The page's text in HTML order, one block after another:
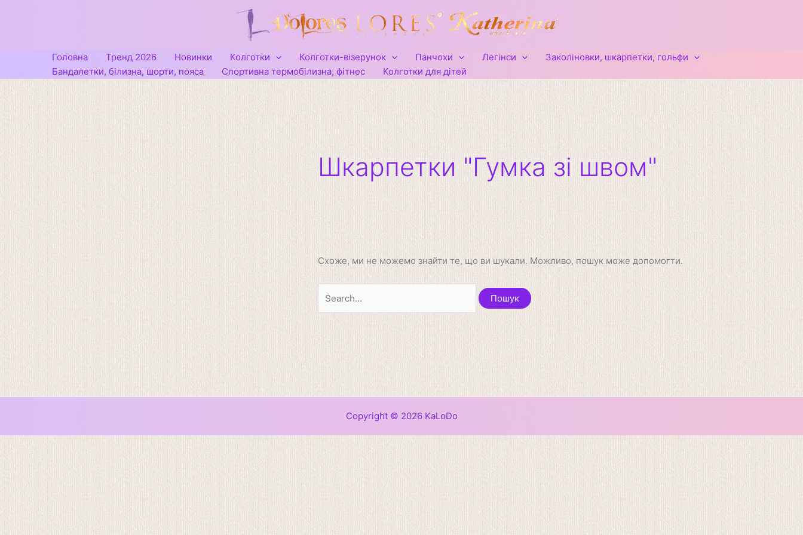
Головна
Тренд 2026 Новинки Колготки Колготки-візерунок Панчохи Легінси
Заколіновки, шкарпетки, гольфи
Бандалетки, білизна, шорти, пояса
Спортивна термобілизна, фітнес Колготки для дітей
Шкарпетки "Гумка зі швом"
Схоже, ми не можемо знайти те, що ви шукали. Можливо, пошук може допомогти.
Copyright © 2026 KaLoDo